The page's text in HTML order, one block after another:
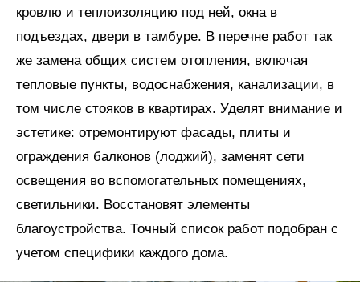
кровлю и теплоизоляцию под ней, окна в
подъездах, двери в тамбуре. В перечне работ так
же замена общих систем отопления, включая
тепловые пункты, водоснабжения, канализации, в
том числе стояков в квартирах. Уделят внимание и
эстетике: отремонтируют фасады, плиты и
ограждения балконов (лоджий), заменят сети
освещения во вспомогательных помещениях,
светильники. Восстановят элементы
благоустройства. Точный список работ подобран с
учетом специфики каждого дома.